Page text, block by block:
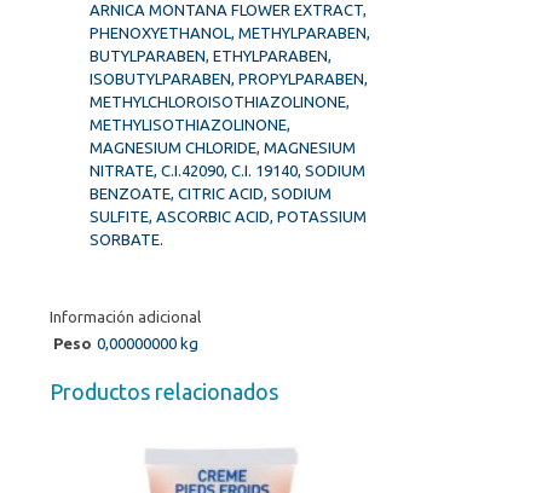
ARNICA MONTANA FLOWER EXTRACT,
PHENOXYETHANOL, METHYLPARABEN,
BUTYLPARABEN, ETHYLPARABEN,
ISOBUTYLPARABEN, PROPYLPARABEN,
METHYLCHLOROISOTHIAZOLINONE,
METHYLISOTHIAZOLINONE,
MAGNESIUM CHLORIDE, MAGNESIUM
NITRATE, C.I.42090, C.I. 19140, SODIUM
BENZOATE, CITRIC ACID, SODIUM
SULFITE, ASCORBIC ACID, POTASSIUM
SORBATE.
Información adicional
Peso 0,00000000 kg
Productos relacionados